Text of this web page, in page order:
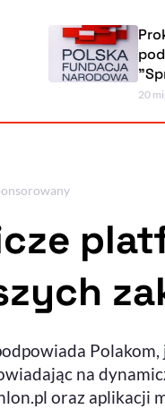
Prokuratura
podejrzanych
Polakom,
na
oraz aplikacji